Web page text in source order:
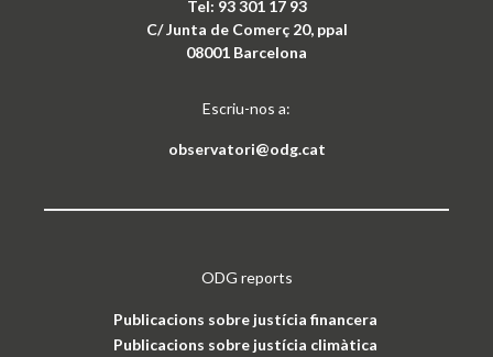
Tel: 93 301 17 93
C/ Junta de Comerç 20, ppal
08001 Barcelona
Escriu-nos a:
observatori@odg.cat
ODG reports
Publicacions sobre justícia financera
Publicacions sobre justícia climàtica